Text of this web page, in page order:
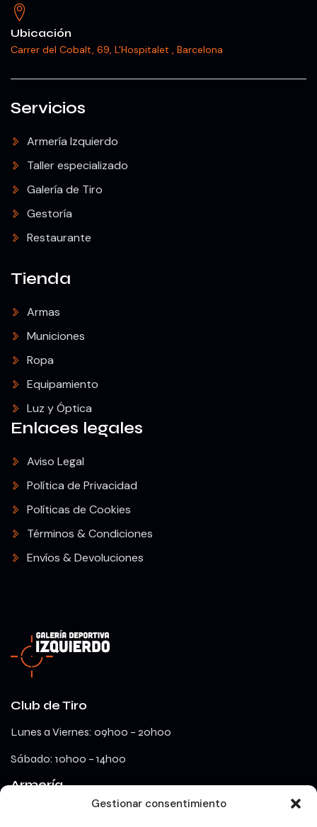
Gestionar consentimiento
Club de Tiro
Lunes a Viernes: 09h00 – 20h00
Sábado: 10h00 – 14h00
Armería
lunes a viernes: 09h00 – 18h00
Ubicación
Carrer del Cobalt, 69, L'Hospitalet , Barcelona
Servicios
Armería Izquierdo
Taller especializado
Galería de Tiro
Gestoría
Restaurante
Tienda
Armas
Municiones
Ropa
Equipamiento
Luz y Óptica
Enlaces legales
Aviso Legal
Política de Privacidad
Políticas de Cookies
Términos & Condiciones
Envíos & Devoluciones